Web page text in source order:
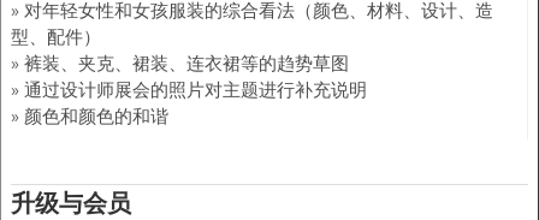
» 对年轻女性和女孩服装的综合看法（颜色、材料、设计、造
型、配件）
» 裤装、夹克、裙装、连衣裙等的趋势草图
» 通过设计师展会的照片对主题进行补充说明
» 颜色和颜色的和谐
升级与会员